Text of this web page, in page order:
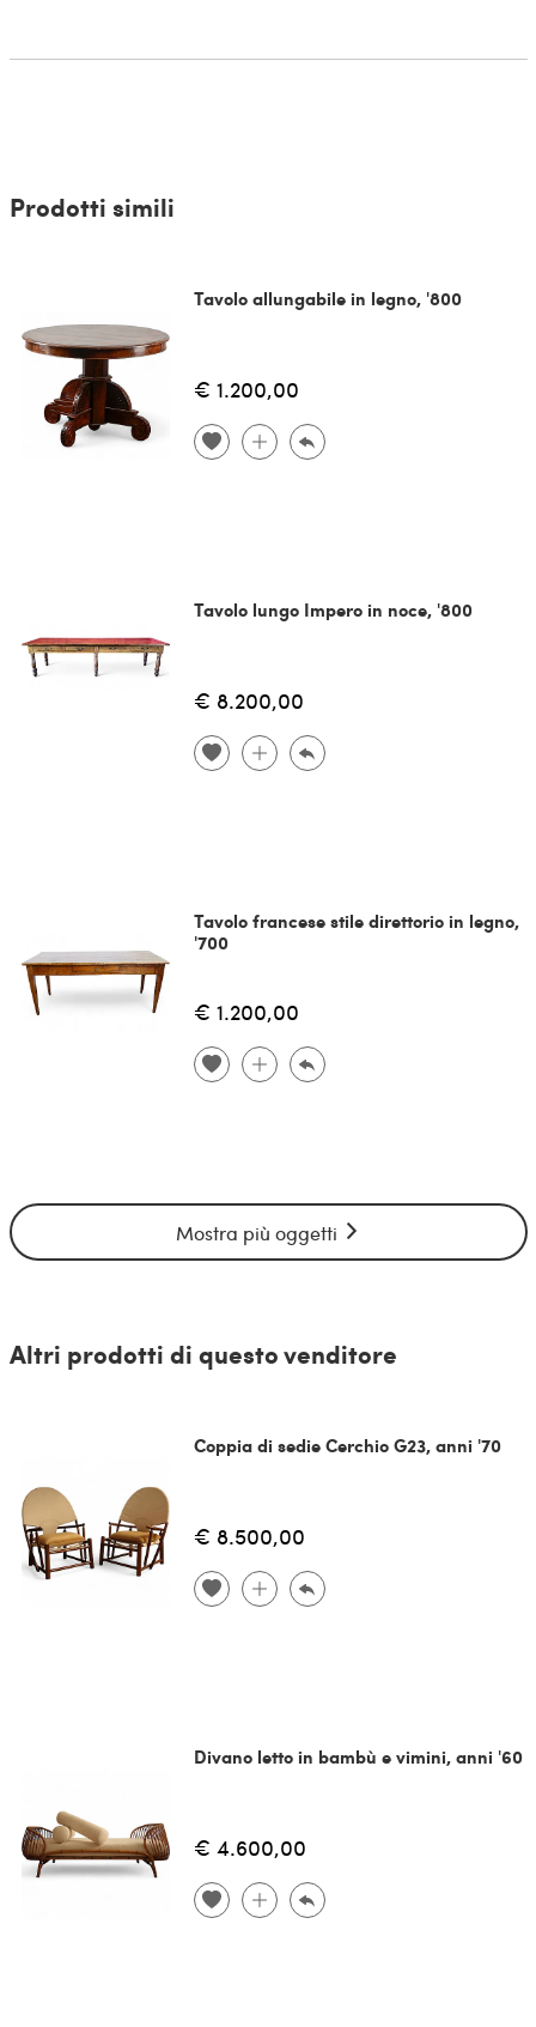
Prodotti simili
Tavolo allungabile in legno, '800
€ 1.200,00
Tavolo lungo Impero in noce, '800
€ 8.200,00
Tavolo francese stile direttorio in legno,
'700
€ 1.200,00
Mostra più oggetti
Altri prodotti di questo venditore
Coppia di sedie Cerchio G23, anni '70
€ 8.500,00
Divano letto in bambù e vimini, anni '60
€ 4.600,00